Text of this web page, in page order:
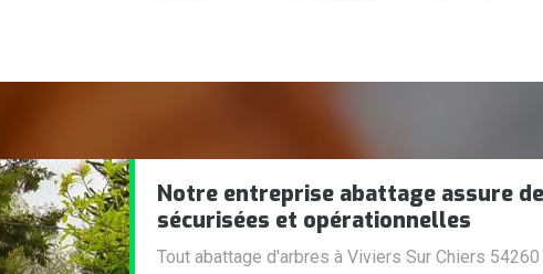
Notre entreprise abattage assure
sécurisées et opérationnelles
Tout abattage d'arbres à Viviers Sur Chiers